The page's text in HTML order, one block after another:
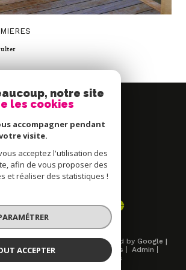
Se
espace propriétaire
Nous
adhérons
réservés | Traduction powered by Google |
Plan du site Mentions légales
Admin
Cookies
notre site
les cookies
accompagner pendant
visite.
acceptez l'utilisation des
afin de vous proposer des
et réaliser des statistiques !
ACCEPTER